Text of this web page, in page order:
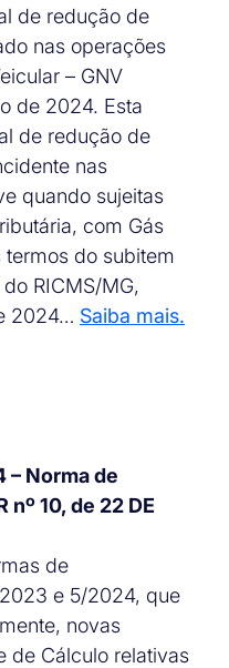
de redução de
nas operações
– GNV
de 2024. Esta
de redução de
nas
quando sujeitas
com Gás
termos do subitem
RICMS/MG,
2024… Saiba mais.
Norma de
nº 10, de 22 DE
de
e 5/2024, que
novas
de Cálculo relativas